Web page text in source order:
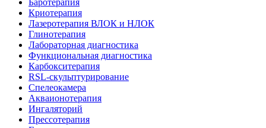
Криотерапия
Лазеротерапия ВЛОК и НЛОК
Глинотерапия
Лабораторная диагностика
Функциональная диагностика
Карбокситерапия
RSL-скульптурирование
Спелеокамера
Акваионотерапия
Ингаляторий
Прессотерапия